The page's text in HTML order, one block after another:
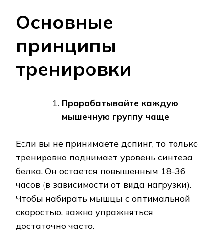
Основные
принципы
тренировки
Прорабатывайте каждую
мышечную группу чаще
Если вы не принимаете допинг, то только
тренировка поднимает уровень синтеза
белка. Он остается повышенным 18-36
часов (в зависимости от вида нагрузки).
Чтобы набирать мышцы с оптимальной
скоростью, важно упражняться
достаточно часто.